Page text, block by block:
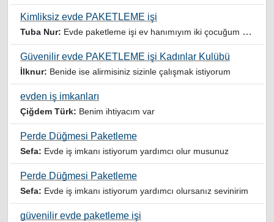
Kimliksiz evde PAKETLEME işi
Tuba Nur: Evde paketleme işi ev hanımıyım iki çocuğum var yardımcı olursanız sevinirim
Güvenilir evde PAKETLEME işi Kadınlar Kulübü
İlknur: Benide ise alirmisiniz sizinle çalışmak istiyorum
evden iş imkanları
Çiğdem Türk: Benim ihtiyacım var
Perde Düğmesi Paketleme
Sefa: Evde iş imkanı istiyorum yardımcı olur musunuz
Perde Düğmesi Paketleme
Sefa: Evde iş imkanı istiyorum yardımcı olursanız sevinirim
güvenilir evde paketleme işi